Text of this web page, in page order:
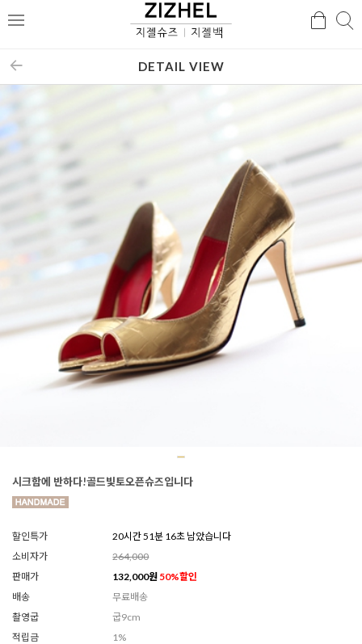
메
검
DETAIL VIEW
시크함에 반하다!골드빛토오픈슈즈입니다
할인특가
20시간 51분 13초 남았습니다
소비자가
264,000
판매가
132,000원 50%할인
배송
무료배송
촬영굽
굽9cm
적립금
1%